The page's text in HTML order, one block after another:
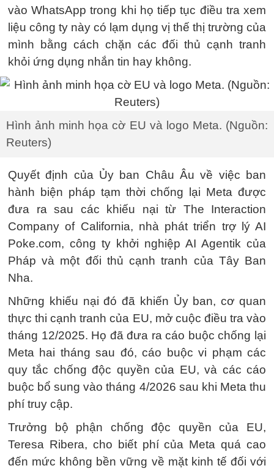
vào WhatsApp trong khi họ tiếp tục điều tra xem
liệu công ty này có lạm dụng vị thế thị trường của
mình bằng cách chặn các đối thủ cạnh tranh
khỏi ứng dụng nhắn tin hay không.
Hình ảnh minh họa cờ EU và logo Meta. (Nguồn:
Reuters)
Quyết định của Ủy ban Châu Âu về việc ban
hành biện pháp tạm thời chống lại Meta được
đưa ra sau các khiếu nại từ The Interaction
Company of California, nhà phát triển trợ lý AI
Poke.com, công ty khởi nghiệp AI Agentik của
Pháp và một đối thủ cạnh tranh của Tây Ban
Nha.
Những khiếu nại đó đã khiến Ủy ban, cơ quan
thực thi cạnh tranh của EU, mở cuộc điều tra vào
tháng 12/2025. Họ đã đưa ra cáo buộc chống lại
Meta hai tháng sau đó, cáo buộc vi phạm các
quy tắc chống độc quyền của EU, và các cáo
buộc bổ sung vào tháng 4/2026 sau khi Meta thu
phí truy cập.
Trưởng bộ phận chống độc quyền của EU,
Teresa Ribera, cho biết phí của Meta quá cao
đến mức không bền vững về mặt kinh tế đối với